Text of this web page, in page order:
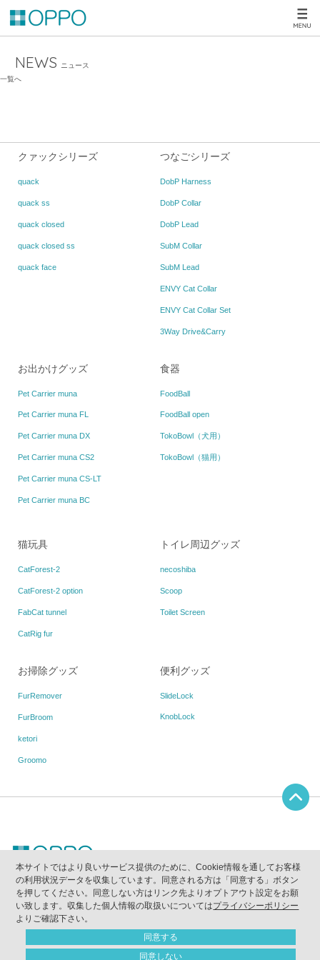
NEWS
ニュース
一覧へ
本サイトではより良いサービス提供のために、Cookie情報を通してお客様
の利用状況データを収集しています。同意される方は「同意する」ボタン
を押してください。同意しない方はリンク先よりオプトアウト設定をお願
い致します。収集した個人情報の取扱いについてはプライバシーポリシー
よりご確認下さい。
同意する
同意しない
クァックシリーズ
quack
quack ss
quack closed
quack closed ss
quack face
つなごシリーズ
DobP Harness
DobP Collar
DobP Lead
SubM Collar
SubM Lead
ENVY Cat Collar
ENVY Cat Collar Set
3Way Drive&Carry
お出かけグッズ
Pet Carrier muna
Pet Carrier muna FL
Pet Carrier muna DX
Pet Carrier muna CS2
Pet Carrier muna CS-LT
Pet Carrier muna BC
食器
FoodBall
FoodBall open
TokoBowl（犬用）
TokoBowl（猫用）
猫玩具
CatForest-2
CatForest-2 option
FabCat tunnel
CatRig fur
トイレ周辺グッズ
necoshiba
Scoop
Toilet Screen
お掃除グッズ
FurRemover
FurBroom
ketori
Groomo
便利グッズ
SlideLock
KnobLock
当ウェブサイトに掲載されている写真、画像、テキスト等の無断使用及び複写を禁止しま
す。
｢OPPO｣は(株)テラモトが所有する登録商標です。
｢quack｣｢クァック｣は(株)テラモトが所有する登録商標です。
Copyright（C）2011-2026 OPPO All Rights Reserved